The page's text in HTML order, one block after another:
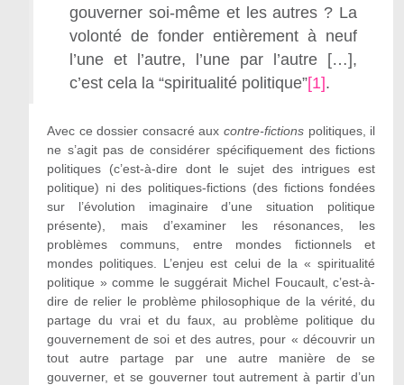
gouverner soi-même et les autres ? La
volonté de fonder entièrement à neuf
l’une et l’autre, l’une par l’autre […],
c’est cela la “spiritualité politique”[1].
Avec ce dossier consacré aux contre-fictions politiques, il
ne s’agit pas de considérer spécifiquement des fictions
politiques (c’est-à-dire dont le sujet des intrigues est
politique) ni des politiques-fictions (des fictions fondées
sur l’évolution imaginaire d’une situation politique
présente), mais d’examiner les résonances, les
problèmes communs, entre mondes fictionnels et
mondes politiques. L’enjeu est celui de la « spiritualité
politique » comme le suggérait Michel Foucault, c’est-à-
dire de relier le problème philosophique de la vérité, du
partage du vrai et du faux, au problème politique du
gouvernement de soi et des autres, pour « découvrir un
tout autre partage par une autre manière de se
gouverner, et se gouverner tout autrement à partir d’un